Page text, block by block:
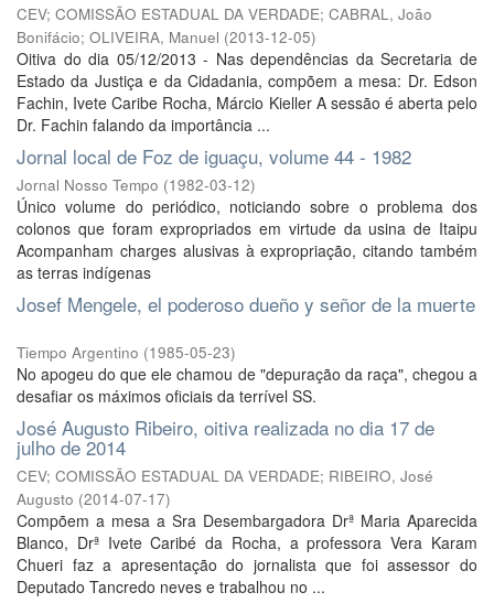
CEV; COMISSÃO ESTADUAL DA VERDADE; CABRAL, João
Bonifácio; OLIVEIRA, Manuel (2013-12-05)
Oitiva do dia 05/12/2013 - Nas dependências da Secretaria de
Estado da Justiça e da Cidadania, compõem a mesa: Dr. Edson
Fachin, Ivete Caribe Rocha, Márcio Kieller A sessão é aberta pelo
Dr. Fachin falando da importância ...
Jornal local de Foz de iguaçu, volume 44 - 1982
Jornal Nosso Tempo (1982-03-12)
Único volume do periódico, noticiando sobre o problema dos
colonos que foram expropriados em virtude da usina de Itaipu
Acompanham charges alusivas à expropriação, citando também
as terras indígenas
Josef Mengele, el poderoso dueño y señor de la muerte
Tiempo Argentino (1985-05-23)
No apogeu do que ele chamou de "depuração da raça", chegou a
desafiar os máximos oficiais da terrível SS.
José Augusto Ribeiro, oitiva realizada no dia 17 de
julho de 2014
CEV; COMISSÃO ESTADUAL DA VERDADE; RIBEIRO, José
Augusto (2014-07-17)
Compõem a mesa a Sra Desembargadora Drª Maria Aparecida
Blanco, Drª Ivete Caribé da Rocha, a professora Vera Karam
Chueri faz a apresentação do jornalista que foi assessor do
Deputado Tancredo neves e trabalhou no ...